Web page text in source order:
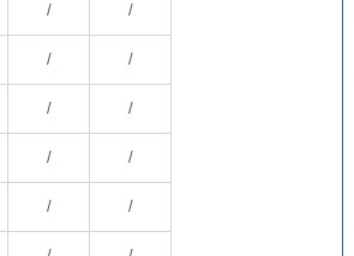
/ /
/ /
/ /
/ /
/ /